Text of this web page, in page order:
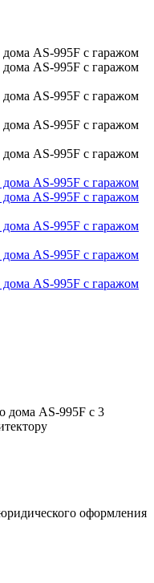
дома AS-995F с 3
оформления